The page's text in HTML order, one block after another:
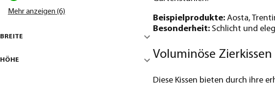
Mehr anzeigen (6)
BREITE
HÖHE
Beispielprodukte: Aosta,
Besonderheit: Schlicht und
Voluminöse
Diese Kissen bieten durch ihre